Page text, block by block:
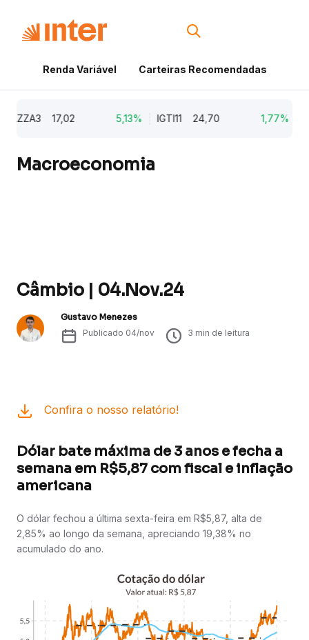
Renda Variável Carteiras Recomendadas
17,02 5,13% IGTI11 24,70 1,77%
Macroeconomia
Câmbio | 04.Nov.24
Gustavo Menezes
Publicado 04/nov 3 min de leitura
Confira o nosso relatório!
Dólar bate máxima de 3 anos e fecha a
semana em R$5,87 com fiscal e inflação
americana
O dólar fechou a última sexta-feira em R$5,87, alta de
2,85% ao longo da semana, apreciando 19,38% no
acumulado do ano.